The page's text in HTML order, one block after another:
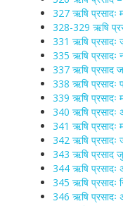
327 ऋषि प्रसादः
328-329 ऋषि
331 ऋषि प्रसादः
335 ऋषि प्रसादः
337 ऋषि प्रसाद
338 ऋषि प्रसादः
339 ऋषि प्रसादः
340 ऋषि प्रसादः
341 ऋषि प्रसादः
342 ऋषि प्रसादः
343 ऋषि प्रसाद
344 ऋषि प्रसादः
345 ऋषि प्रसादः
346 ऋषि प्रसादः